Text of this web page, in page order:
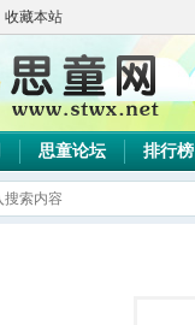
收藏本站
思童论坛 排行榜